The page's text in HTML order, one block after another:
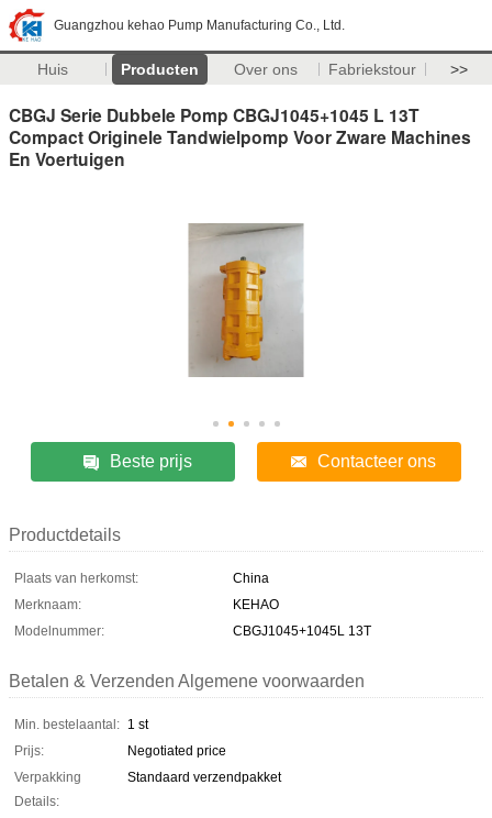
Guangzhou kehao Pump Manufacturing Co., Ltd.
Huis Producten Over ons Fabriekstour >>
CBGJ Serie Dubbele Pomp CBGJ1045+1045 L 13T
Compact Originele Tandwielpomp Voor Zware Machines
En Voertuigen
Beste prijs Contacteer ons
Productdetails
Plaats van herkomst:
China
Merknaam:
KEHAO
Modelnummer:
CBGJ1045+1045L 13T
Betalen & Verzenden Algemene voorwaarden
Min. bestelaantal: 1 st
Prijs:
Negotiated price
Verpakking
Details:
Standaard verzendpakket